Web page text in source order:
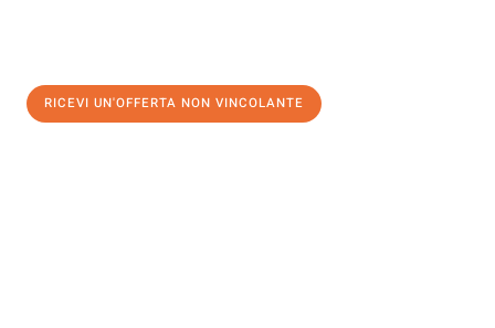
RICEVI UN'OFFERTA NON VINCOLANTE